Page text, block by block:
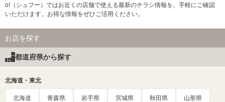
o!（シュフー）ではお近くの店舗で使える最新のチラシ情報を、手軽にご確認
いただけます。お得な情報をぜひご活用ください。
お店を探す
都道府県から探す
北海道・東北
北海道 青森県 岩手県 宮城県 秋田県 山形県